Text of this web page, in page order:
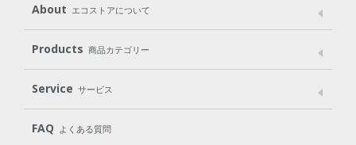
About エコストアについて
メッセージ ブランドストーリー
パッケージへのこだわり
動物実験をしない
Products 商品カテゴリー
Laundry
Cleaning Baby Kids
Service サービス
User Guide
FAQ よくある質問